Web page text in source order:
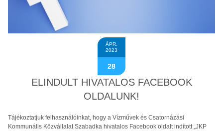
ÁPR.
2023
28
ELINDULT HIVATALOS FACEBOOK
OLDALUNK!
Tájékoztatjuk felhasználóinkat, hogy a Vízművek és Csatornázási
Kommunális Közvállalat Szabadka hivatalos Facebook oldalt indított „JKP